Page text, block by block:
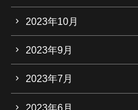
2023年10月
2023年9月
2023年7月
2023年6月